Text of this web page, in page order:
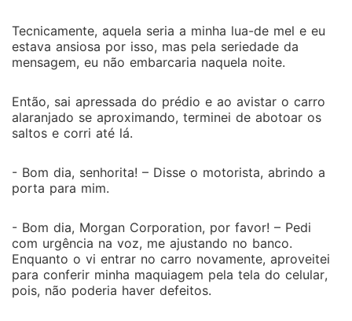
Tecnicamente, aquela seria a minha lua-de mel e eu
estava ansiosa por isso, mas pela seriedade da
mensagem, eu não embarcaria naquela noite.
Então, sai apressada do prédio e ao avistar o carro
alaranjado se aproximando, terminei de abotoar os
saltos e corri até lá.
- Bom dia, senhorita! – Disse o motorista, abrindo a
porta para mim.
- Bom dia, Morgan Corporation, por favor! – Pedi
com urgência na voz, me ajustando no banco.
Enquanto o vi entrar no carro novamente, aproveitei
para conferir minha maquiagem pela tela do celular,
pois, não poderia haver defeitos.